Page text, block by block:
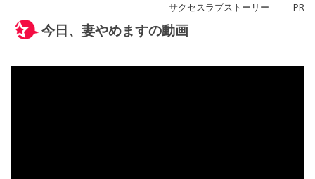
サクセスラブストーリー PR
今日、妻やめますの動画